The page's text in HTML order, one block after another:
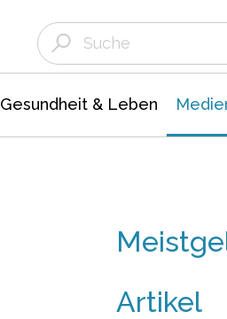
Gesundheit & Leben
Artikel